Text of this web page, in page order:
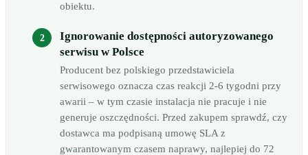
obiektu.
Ignorowanie dostępności autoryzowanego
serwisu w Polsce
Producent bez polskiego przedstawiciela
serwisowego oznacza czas reakcji 2-6 tygodni przy
awarii – w tym czasie instalacja nie pracuje i nie
generuje oszczędności. Przed zakupem sprawdź, czy
dostawca ma podpisaną umowę SLA z
gwarantowanym czasem naprawy, najlepiej do 72